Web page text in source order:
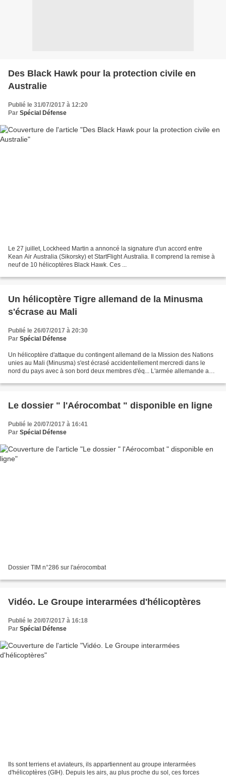
Des Black Hawk pour la protection civile en
Australie
Publié le 31/07/2017 à 12:20
Par Spécial Défense
Le 27 juillet, Lockheed Martin a annoncé la signature d'un accord entre
Kean Air Australia (Sikorsky) et StartFlight Australia. Il comprend la remise à
neuf de 10 hélicoptères Black Hawk. Ces ...
Un hélicoptère Tigre allemand de la Minusma
s'écrase au Mali
Publié le 26/07/2017 à 20:30
Par Spécial Défense
Un hélicoptère d'attaque du contingent allemand de la Mission des Nations
unies au Mali (Minusma) s'est écrasé accidentellement mercredi dans le
nord du pays avec à son bord deux membres d'éq... L'armée allemande a
Le dossier " l'Aérocombat " disponible en ligne
Publié le 20/07/2017 à 16:41
Par Spécial Défense
Dossier TIM n°286 sur l'aérocombat
Vidéo. Le Groupe interarmées d'hélicoptères
Publié le 20/07/2017 à 16:18
Par Spécial Défense
Ils sont terriens et aviateurs, ils appartiennent au groupe interarmées
d'hélicoptères (GIH). Depuis les airs, au plus proche du sol, ces forces